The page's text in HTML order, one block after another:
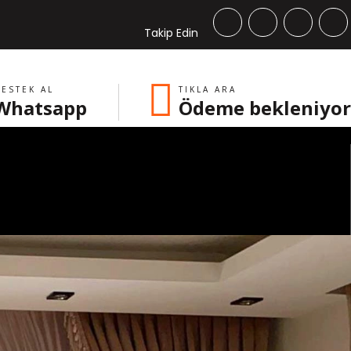
Takip Edin
AL TIKLA ARA
Ödeme bekleniyor